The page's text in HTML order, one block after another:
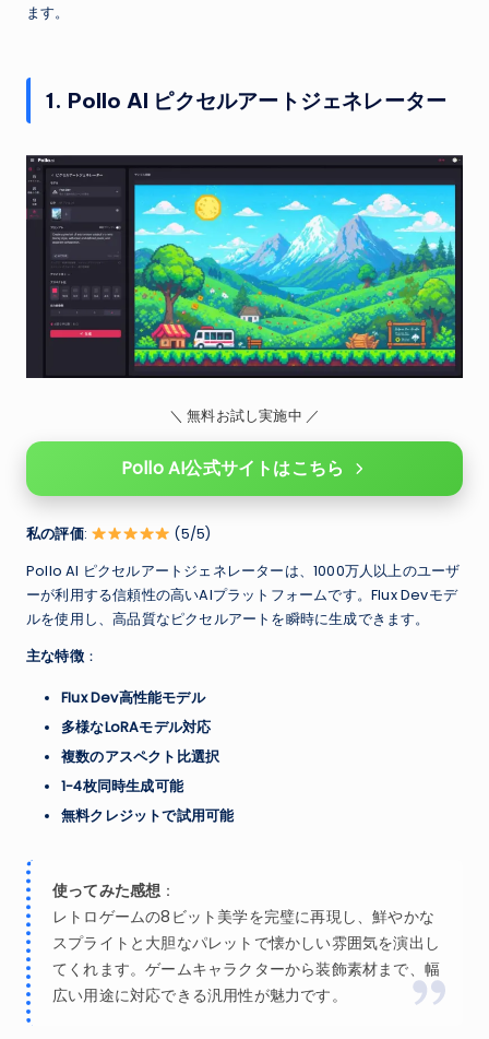
ます。
1. Pollo AI ピクセルアートジェネレーター
＼ 無料お試し実施中 ／
Pollo AI公式サイトはこちら
私の評価:
(5/5)
Pollo AI ピクセルアートジェネレーターは、1000万人以上のユーザ
ーが利用する信頼性の高いAIプラットフォームです。Flux Devモデ
ルを使用し、高品質なピクセルアートを瞬時に生成できます。
主な特徴：
Flux Dev高性能モデル
多様なLoRAモデル対応
複数のアスペクト比選択
1-4枚同時生成可能
無料クレジットで試用可能
使ってみた感想 ：
レトロゲームの8ビット美学を完璧に再現し、鮮やかな
スプライトと大胆なパレットで懐かしい雰囲気を演出し
てくれます。ゲームキャラクターから装飾素材まで、幅
広い用途に対応できる汎用性が魅力です。